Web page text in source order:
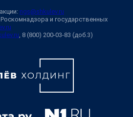
ngs@shkulev.ru
и государственных
, 8 (800) 200-03-83 (доб.3)